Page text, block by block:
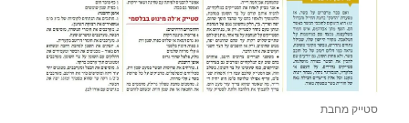
סטייק מחבת